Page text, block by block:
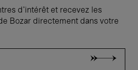
d'intérêt et recevez les
Bozar directement dans votre